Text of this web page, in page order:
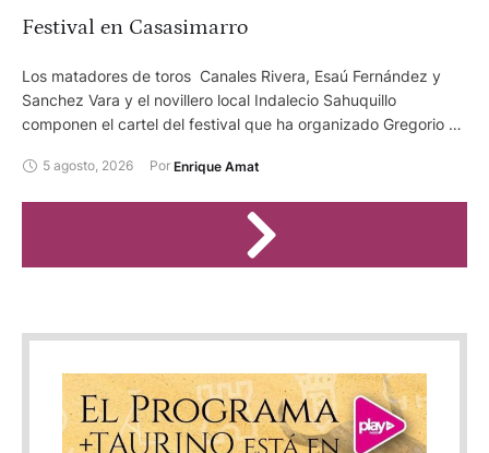
Festival en Casasimarro
Los matadores de toros Canales Rivera, Esaú Fernández y
Sanchez Vara y el novillero local Indalecio Sahuquillo
componen el cartel del festival que ha organizado Gregorio de
conquense de Casasimarro. Será el día 24 de agosto, con
5 agosto, 2026 Por Enrique Amat